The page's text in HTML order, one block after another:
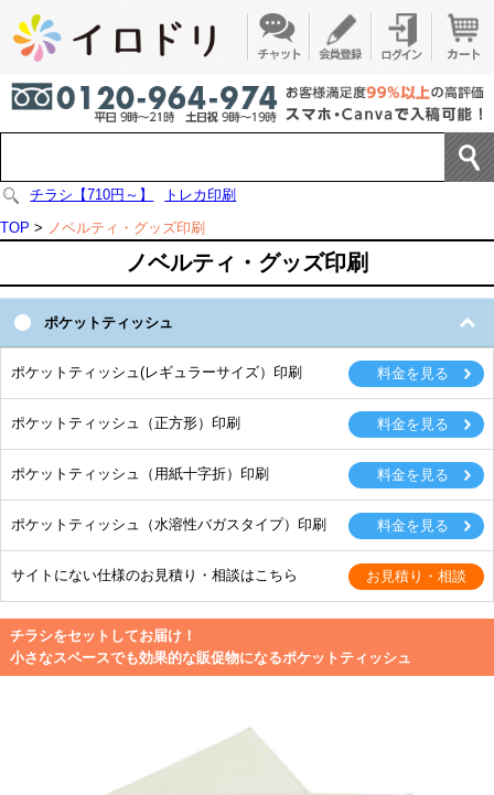
チラシ【710円～】
トレカ印刷
TOP > ノベルティ・グッズ印刷
ノベルティ・グッズ印刷
ポケットティッシュ
ポケットティッシュ(レギュラーサイズ）印刷
ポケットティッシュ（正方形）印刷
ポケットティッシュ（用紙十字折）印刷
ポケットティッシュ（水溶性バガスタイプ）印刷
サイトにない仕様のお見積り・相談はこちら
チラシをセットしてお届け！
小さなスペースでも効果的な販促物になるポケットティッシュ